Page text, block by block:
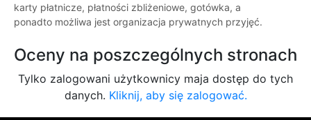
karty płatnicze, płatności zbliżeniowe, gotówka, a
ponadto możliwa jest organizacja prywatnych przyjęć.
Oceny na poszczególnych stronach
Tylko zalogowani użytkownicy maja dostęp do tych
danych. Kliknij, aby się zalogować.